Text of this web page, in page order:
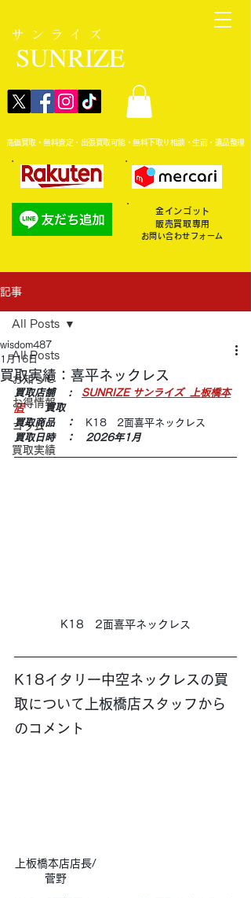
サンライズ
SUNRIZE
高価買取・無料査定・出張買取可能・無料下取り相談・生前・遺品整理
金インゴット
販売買取専用
お問い合わせフォーム
記事
All Posts
お知らせ
お得情報
コラム
買取実績
All Posts
買取実績：喜平ネックレス
wisdom487
1月16日
買取店舗 　: SUNRIZE サンライズ  上板橋本
店 買取
買取商品　：
K18　2面喜平ネックレス
買取日時　：　2026年1月
K18　2面喜平ネックレス
K18イタリー中空ネックレスの買
取について上板橋店スタッフから
のコメント
上板橋本店店長/
菅野